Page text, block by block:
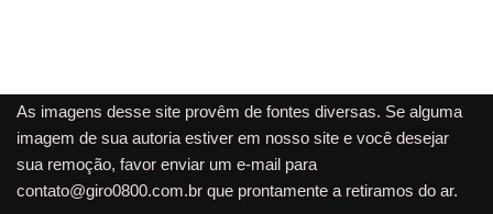
As imagens desse site provêm de fontes diversas. Se alguma
imagem de sua autoria estiver em nosso site e você desejar
sua remoção, favor enviar um e-mail para
contato@giro0800.com.br que prontamente a retiramos do ar.